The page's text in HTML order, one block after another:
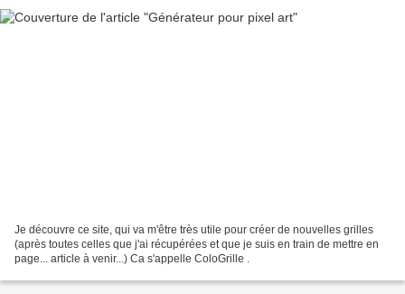
Je découvre ce site, qui va m'être très utile pour créer de nouvelles grilles
(après toutes celles que j'ai récupérées et que je suis en train de mettre en
page... article à venir...) Ca s'appelle ColoGrille .